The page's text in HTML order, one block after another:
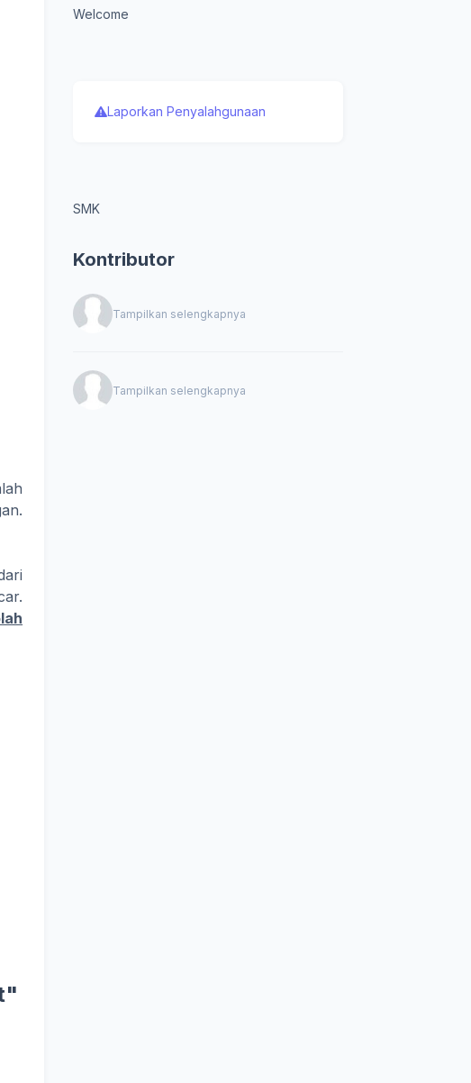
Welcome
Laporkan Penyalahgunaan
SMK
Kontributor
Tampilkan selengkapnya
Tampilkan selengkapnya